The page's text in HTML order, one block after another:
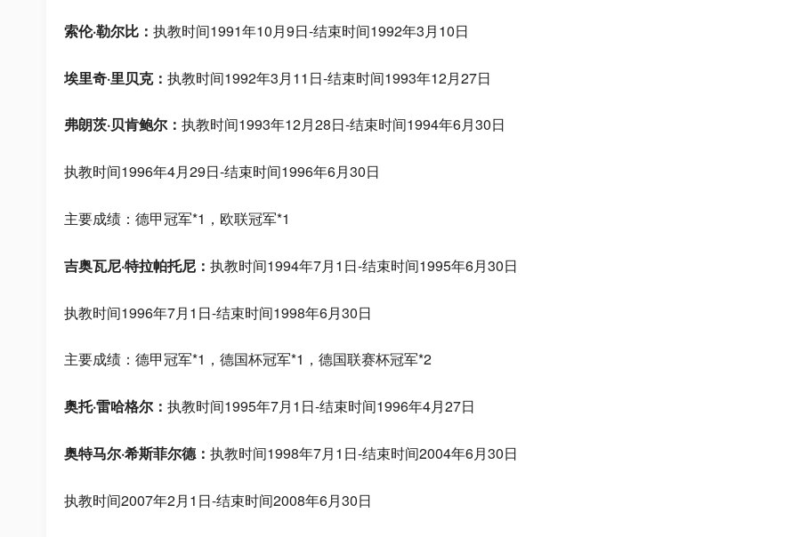
索伦·勒尔比： 执教时间1991年10月9日-结束时间1992年3月10日
埃里奇·里贝克： 执教时间1992年3月11日-结束时间1993年12月27日
弗朗茨·贝肯鲍尔： 执教时间1993年12月28日-结束时间1994年6月30日
执教时间1996年4月29日-结束时间1996年6月30日
主要成绩：德甲冠军*1，欧联冠军*1
吉奥瓦尼·特拉帕托尼： 执教时间1994年7月1日-结束时间1995年6月30日
执教时间1996年7月1日-结束时间1998年6月30日
主要成绩：德甲冠军*1，德国杯冠军*1，德国联赛杯冠军*2
奥托·雷哈格尔： 执教时间1995年7月1日-结束时间1996年4月27日
奥特马尔·希斯菲尔德： 执教时间1998年7月1日-结束时间2004年6月30日
执教时间2007年2月1日-结束时间2008年6月30日